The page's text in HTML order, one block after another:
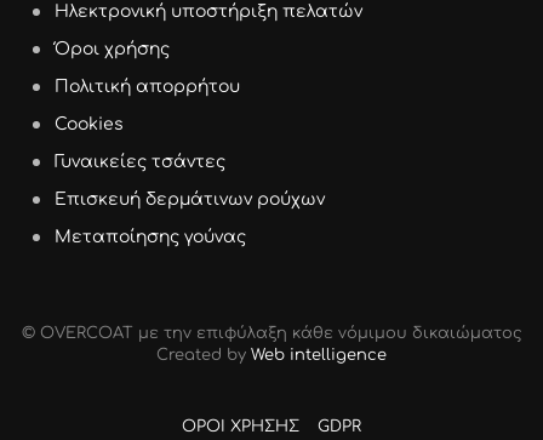
Ηλεκτρονική υποστήριξη πελατών
Όροι χρήσης
Πολιτική απορρήτου
Cookies
Γυναικείες τσάντες
Επισκευή δερμάτινων ρούχων
Μεταποίησης γούνας
© OVERCOAT με την επιφύλαξη κάθε νόμιμου δικαιώµατος
Created by Web intelligence
ΟΡΟΙ ΧΡΗΣΗΣ GDPR